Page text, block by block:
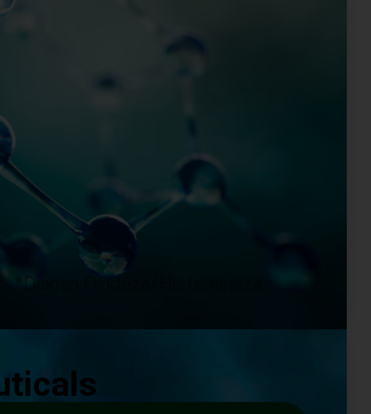
*Diamin Oxidaza/Histaminaza